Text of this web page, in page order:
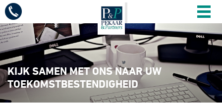
KIJK SAMEN MET ONS NAAR UW
TOEKOMSTBESTENDIGHEID
Mobiel
menu
Diensten
Vacatures
Sectoren